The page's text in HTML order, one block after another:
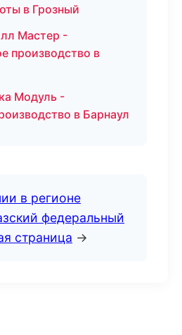
в Грозный
Мастер -
производство в
Модуль -
в Барнаул
в регионе
федеральный
страница →